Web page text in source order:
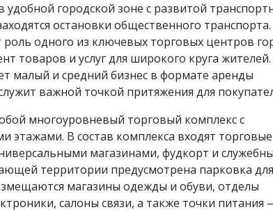
удобной городской зоне с развитой
остановки общественного
одного из ключевых торговых центров
товаров и услуг для широкого круга жителей.
малый и средний бизнес в формате аренды
важной точкой притяжения для
многоуровневый торговый комплекс с
этажами. В состав комплекса входят торговые
магазинами, фудкорт и
территории предусмотрена парковка для
магазины одежды и обуви, отделы
салоны связи, а также точки питания